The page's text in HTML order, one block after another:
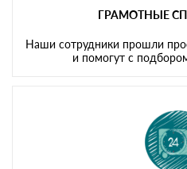
ГРАМОТНЫЕ
Наши сотрудники прошли
и помогут с